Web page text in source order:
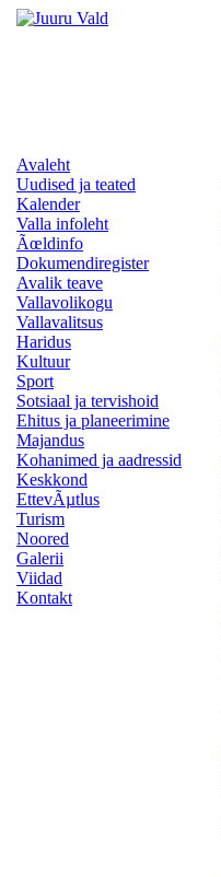
Avaleht
Uudised ja teated
Kalender
Valla infoleht
Ãœldinfo
Dokumendiregister
Avalik teave
Vallavolikogu
Vallavalitsus
Haridus
Kultuur
Sport
Sotsiaal ja tervishoid
Ehitus ja planeerimine
Majandus
Kohanimed ja aadressid
Keskkond
EttevÃµtlus
Turism
Noored
Galerii
Viidad
Kontakt